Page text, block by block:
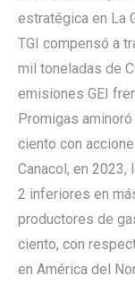
estratégica en La
TGI compensó a
mil toneladas de
emisiones GEI
Promigas
ciento con
Canacol, en
2 inferiores en
productores de
ciento, con
en América del